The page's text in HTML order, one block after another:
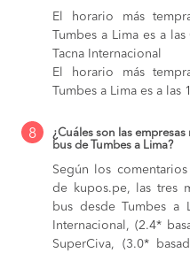
El horario más
Tumbes a Lima es a
Tacna Internacional
El horario más
Tumbes a Lima es a
8
¿Cuáles son las
bus de Tumbes a Lima?
Según los
de kupos.pe, las tres
bus desde Tumbes a
Internacional, (2.4*
SuperCiva, (3.0*